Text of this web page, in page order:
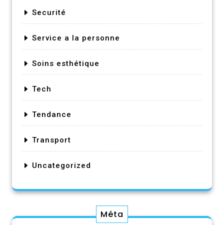
Securité
Service a la personne
Soins esthétique
Tech
Tendance
Transport
Uncategorized
Méta